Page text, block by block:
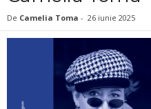
De Camelia Toma - 26 iunie 2025